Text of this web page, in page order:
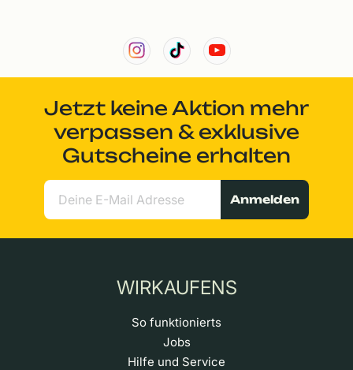
Jetzt keine Aktion mehr
verpassen & exklusive
Gutscheine erhalten
Anmelden
WIRKAUFENS
So funktionierts
Jobs
Hilfe und Service